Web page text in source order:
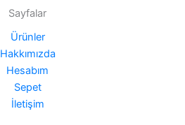
Sayfalar
Ürünler
Hakkımızda
Hesabım
Sepet
İletişim